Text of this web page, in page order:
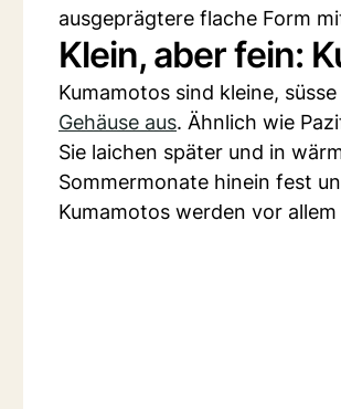
ausgeprägtere flache Form
Klein, aber fein:
Kumamotos sind kleine,
Gehäuse aus. Ähnlich wie
Sie laichen später und in
Sommermonate hinein fest
Kumamotos werden vor